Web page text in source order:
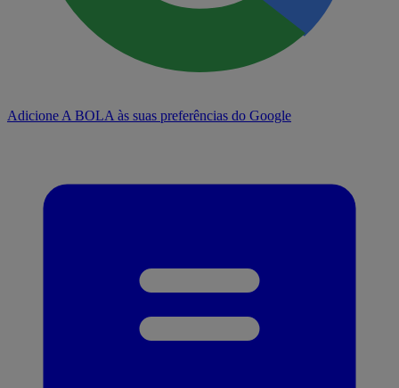
Adicione A BOLA às suas preferências do Google